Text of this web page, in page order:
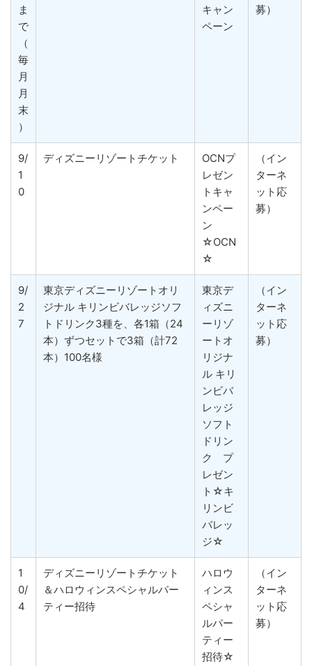
ま
で
（
毎
月
月
末
）
キャン
ペーン
募）
9/
1
0
ディズニーリゾートチケット
OCNプ
レゼン
トキャ
ンペー
ン
☆OCN
☆
（イン
ターネ
ット応
募）
9/
2
7
東京ディズニーリゾートオリ
ジナル キリンビバレッジソフ
トドリンク3種を、各1箱（24
本）ずつセットで3箱（計72
本）100名様
東京デ
ィズニ
ーリゾ
ートオ
リジナ
ル キリ
ンビバ
レッジ
ソフト
ドリン
ク プ
レゼン
ト☆キ
リンビ
バレッ
ジ☆
（イン
ターネ
ット応
募）
1
0/
4
ディズニーリゾートチケット
＆ハロウィンスペシャルパー
ティー招待
ハロウ
ィンス
ペシャ
ルパー
ティー
招待☆
（イン
ターネ
ット応
募）